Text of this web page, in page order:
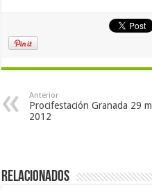
Anterior
Procifestación Granada 29
2012
Relacionados